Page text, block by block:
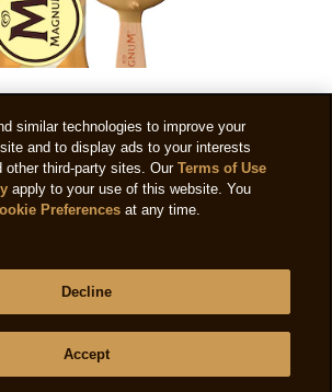
MAGNUM SORTEN
similar technologies to improve your
and to display ads to your interests
other third-party sites. OurTerms of Use
apply to your use of this website. You
Preferences at any time.
Decline
Accept